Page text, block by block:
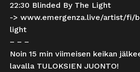
22:30 Blinded By The Light
-> www.emergenza.live/artist/fi/
light
– – –
Noin 15 min viimeisen keikan
lavalla TULOKSIEN JUONTO!